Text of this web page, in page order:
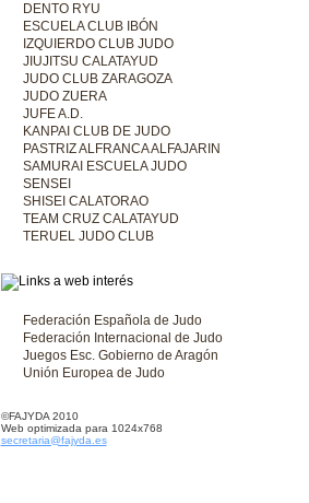
DENTO RYU
ESCUELA CLUB IBÓN
IZQUIERDO CLUB JUDO
JIUJITSU CALATAYUD
JUDO CLUB ZARAGOZA
JUDO ZUERA
JUFE A.D.
KANPAI CLUB DE JUDO
PASTRIZ ALFRANCA ALFAJARIN
SAMURAI ESCUELA JUDO
SENSEI
SHISEI CALATORAO
TEAM CRUZ CALATAYUD
TERUEL JUDO CLUB
Federación Española de Judo
Federación Internacional de Judo
Juegos Esc. Gobierno de Aragón
Unión Europea de Judo
©FAJYDA 2010
Web optimizada para 1024x768
secretaria@fajyda.es